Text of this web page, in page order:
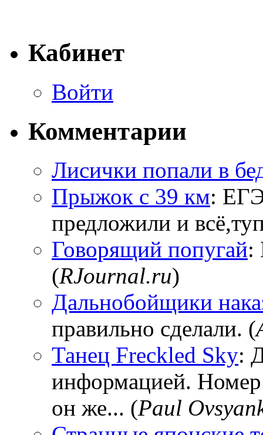
Кабинет
Войти
Комментарии
Лисички попали в
Прыжок с 39 км:
предложили и
Говорящий попугай:
(RJournal.ru)
Дальнобойщики
правильно сделали. (
Танец Freckled Sky:
информацией.
он же... (Paul